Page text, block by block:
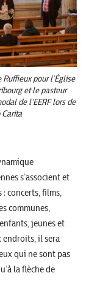
pour l’Église
et le pasteur
de l’EERF lors de
s’associent et
concerts, films,
communes,
jeunes et
endroits, il sera
qui ne sont pas
la flèche de